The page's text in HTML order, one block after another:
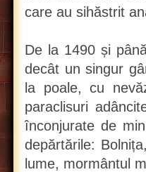
care au sihăstrit
De la 1490 și
decât un singur
la poale, cu
paraclisuri
înconjurate de
depărtările:
lume, mormântul